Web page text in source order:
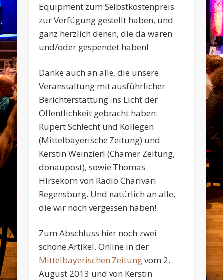
Equipment zum Selbstkostenpreis
zur Verfügung gestellt haben, und
ganz herzlich denen, die da waren
und/oder gespendet haben!
Danke auch an alle, die unsere
Veranstaltung mit ausführlicher
Berichterstattung ins Licht der
Öffentlichkeit gebracht haben:
Rupert Schlecht und Kollegen
(Mittelbayerische Zeitung) und
Kerstin Weinzierl (Chamer Zeitung,
donaupost), sowie Thomas
Hirsekorn von Radio Charivari
Regensburg. Und natürlich an alle,
die wir noch vergessen haben!
Zum Abschluss hier noch zwei
schöne Artikel. Online in der
Mittelbayerischen Zeitungvom 2.
August 2013 und von Kerstin